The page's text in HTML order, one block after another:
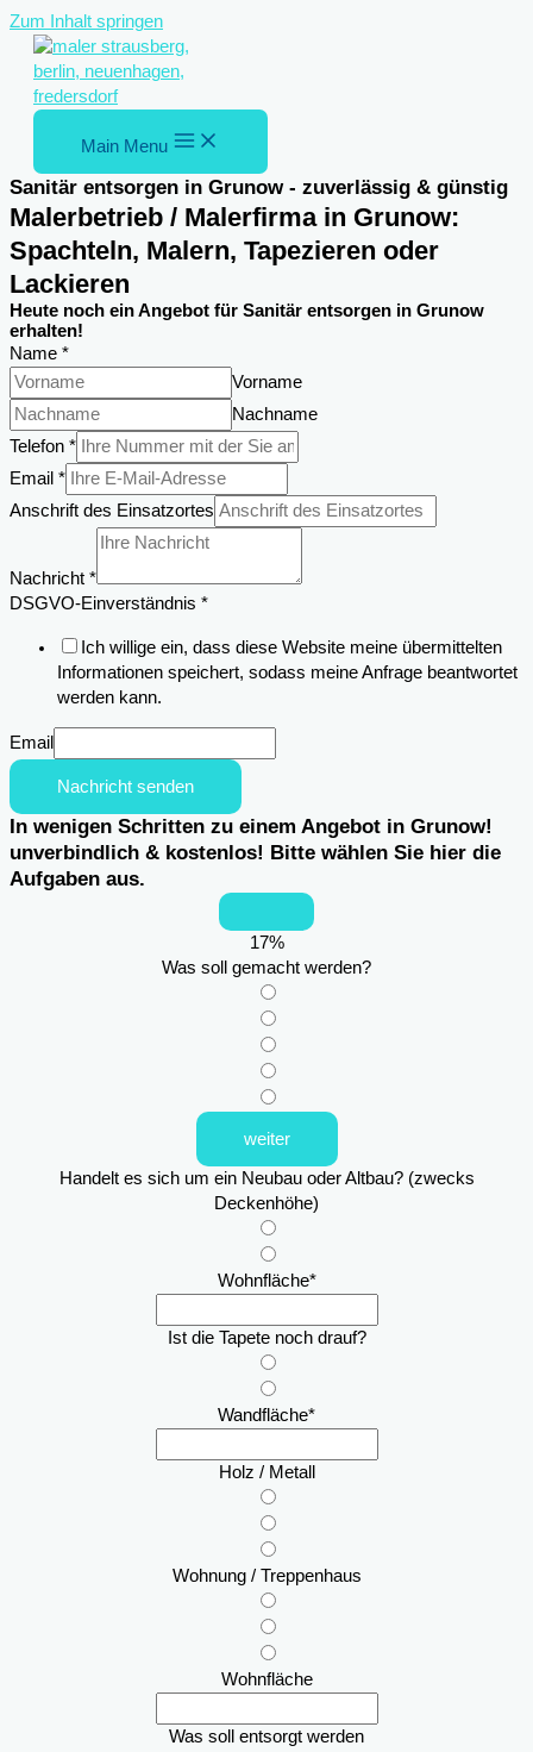
Zum Inhalt springen
Main Menu
Sanitär entsorgen in Grunow - zuverlässig & günstig
Malerbetrieb / Malerfirma in Grunow:
Spachteln, Malern, Tapezieren oder
Lackieren
Heute noch ein Angebot für Sanitär entsorgen in Grunow
erhalten!
Name *
Vorname
Nachname
Telefon *
Nachricht
Einsatzortes
Email *
Anschrift des Einsatzortes
Nachricht *
DSGVO-Einverständnis *
Ich willige ein, dass diese Website meine übermittelten
Informationen speichert, sodass meine Anfrage beantwortet
werden kann.
Email
Nachricht senden
In wenigen Schritten zu einem Angebot in Grunow!
unverbindlich & kostenlos! Bitte wählen Sie hier die
Aufgaben aus.
17%
Was soll gemacht werden?
weiter
Handelt es sich um ein Neubau oder Altbau? (zwecks
Deckenhöhe)
Wohnfläche*
Ist die Tapete noch drauf?
Wandfläche*
Holz / Metall
Wohnung / Treppenhaus
Wohnfläche
Was soll entsorgt werden